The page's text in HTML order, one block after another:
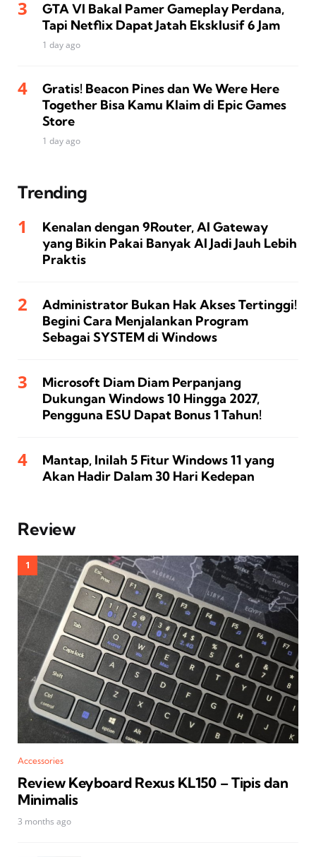
GTA VI Bakal Pamer Gameplay Perdana,
Tapi Netflix Dapat Jatah Eksklusif 6 Jam
1 day ago
Gratis! Beacon Pines dan We Were Here
Together Bisa Kamu Klaim di Epic Games
Store
1 day ago
Trending
Kenalan dengan 9Router, AI Gateway
yang Bikin Pakai Banyak AI Jadi Jauh Lebih
Praktis
Administrator Bukan Hak Akses Tertinggi!
Begini Cara Menjalankan Program
Sebagai SYSTEM di Windows
Microsoft Diam Diam Perpanjang
Dukungan Windows 10 Hingga 2027,
Pengguna ESU Dapat Bonus 1 Tahun!
Mantap, Inilah 5 Fitur Windows 11 yang
Akan Hadir Dalam 30 Hari Kedepan
Review
Accessories
Review Keyboard Rexus KL150 – Tipis dan
Minimalis
3 months ago